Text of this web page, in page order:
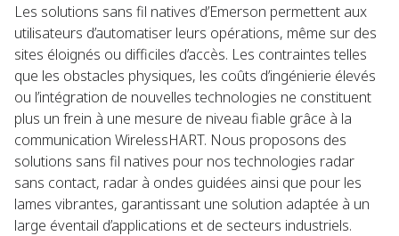
Les solutions sans fil natives d’Emerson permettent aux
utilisateurs d’automatiser leurs opérations, même sur des
sites éloignés ou difficiles d’accès. Les contraintes telles
que les obstacles physiques, les coûts d’ingénierie élevés
ou l’intégration de nouvelles technologies ne constituent
plus un frein à une mesure de niveau fiable grâce à la
communication WirelessHART. Nous proposons des
solutions sans fil natives pour nos technologies radar
sans contact, radar à ondes guidées ainsi que pour les
lames vibrantes, garantissant une solution adaptée à un
large éventail d’applications et de secteurs industriels.